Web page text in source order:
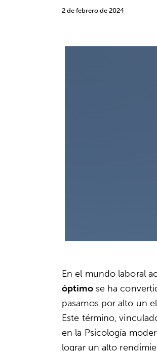
2 de febrero de 2024
En el mundo laboral
óptimose ha
pasamos por alto un
Este término,
en la Psicología
lograr un alto